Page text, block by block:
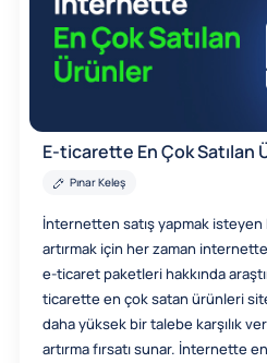
E-ticarette En Çok Satılan
Pınar Keleş
İnternetten satış yapmak isteyen
artırmak için her zaman
e-ticaret paketleri hakkında
ticarette en çok satan ürünleri
daha yüksek bir talebe karşılık
artırma fırsatı sunar. İnternette